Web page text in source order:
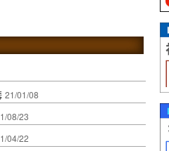
21/01/08
08/23
04/22